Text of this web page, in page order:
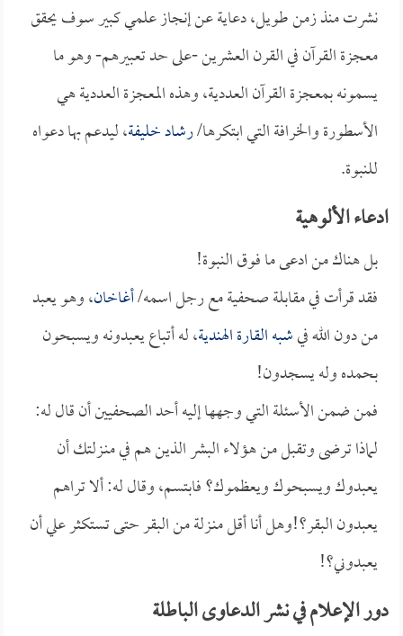
نشرت منذ زمن طويل، دعاية عن إنجاز علمي كبير سوف يحقق
معجزة القرآن في القرن العشرين -على حد تعبيرهم- وهو ما
يسمونه بمعجزة القرآن العددية، وهذه المعجزة العددية هي
الأسطورة والخرافة التي ابتكرها/رشاد خليفة، ليدعم بها دعواه
للنبوة.
ادعاء الألوهية
بل هناك من ادعى ما فوق النبوة!
فقد قرأت في مقابلة صحفية مع رجل اسمه/أغاخان، وهو يعبد
من دون الله فيشبه القارة الهندية، له أتباع يعبدونه ويسبحون
بحمده وله يسجدون!
فمن ضمن الأسئلة التي وجهها إليه أحد الصحفيين أن قال له:
لماذا ترضى وتقبل من هؤلاء البشر الذين هم في منـزلتك أن
يعبدوك ويسبحوك ويعظموك؟ فابتسم، وقال له: ألا تراهم
يعبدون البقر؟!وهل أنا أقل منـزلة من البقر حتى تستكثر علي أن
يعبدوني؟!
دور الإعلام في نشر الدعاوى الباطلة